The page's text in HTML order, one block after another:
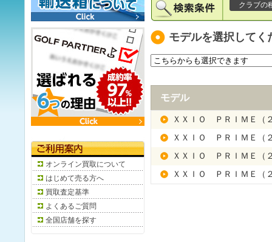
クラブの
モデルを選択してく
モデル
ＸＸＩＯ ＰＲＩＭＥ（
ＸＸＩＯ ＰＲＩＭＥ（
ＸＸＩＯ ＰＲＩＭＥ（
ＸＸＩＯ ＰＲＩＭＥ（
オンライン買取について
はじめて売る方へ
買取査定基準
よくあるご質問
全国店舗を探す